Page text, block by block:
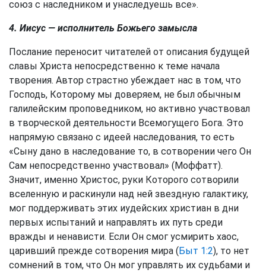
союз с наследником и унаследуешь все».
4. Иисус — исполнитель Божьего замысла
Послание переносит читателей от описания будущей
славы Христа непосредственно к теме начала
творения. Автор страстно убеждает нас в том, что
Господь, Которому мы доверяем, не был обычным
галилейским проповедником, но активно участвовал
в творческой деятельности Всемогущего Бога. Это
напрямую связано с идеей наследования, то есть
«Сыну дано в наследование то, в сотворении чего Он
Сам непосредственно участвовал» (Моффатт).
Значит, именно Христос, руки Которого сотворили
вселенную и раскинули над ней звездную галактику,
мог поддерживать этих иудейских христиан в дни
первых испытаний и направлять их путь среди
вражды и ненависти. Если Он смог усмирить хаос,
царивший прежде сотворения мира (Быт 1:2), то нет
сомнений в том, что Он мог управлять их судьбами и